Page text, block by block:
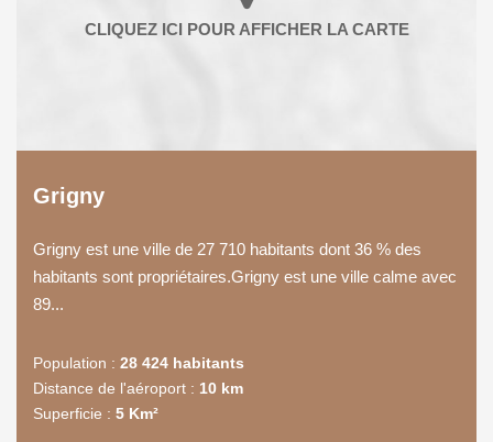
Grigny
Grigny est une ville de 27 710 habitants dont 36 % des
habitants sont propriétaires.Grigny est une ville calme avec
89...
Population : 28 424 habitants
Distance de l'aéroport : 10 km
Superficie : 5 Km²